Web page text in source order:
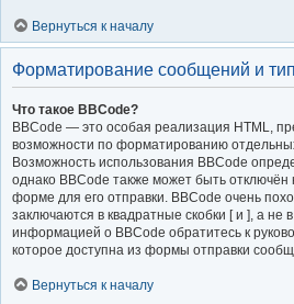
Вернуться к началу
Форматирование сообщений и
Что такое BBCode?
BBCode — это особая реализация HTML,
возможности по форматированию
Возможность использования BBCode
однако BBCode также может быть
форме для его отправки. BBCode очень
заключаются в квадратные скобки [ и ], а не
информацией о BBCode обратитесь к
которое доступна из формы отправки
Вернуться к началу